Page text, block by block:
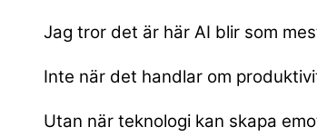
Jag tror det är här AI blir som
Inte när det handlar om
Utan när teknologi kan skapa